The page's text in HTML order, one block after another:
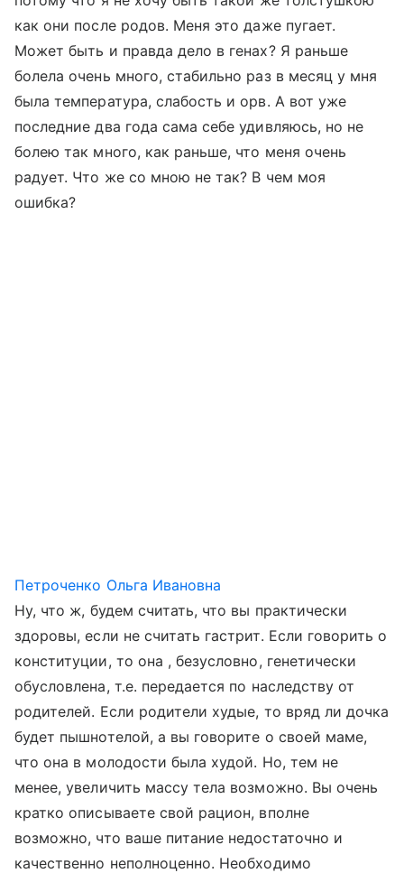
как они после родов. Меня это даже пугает.
Может быть и правда дело в генах? Я раньше
болела очень много, стабильно раз в месяц у мня
была температура, слабость и орв. А вот уже
последние два года сама себе удивляюсь, но не
болею так много, как раньше, что меня очень
радует. Что же со мною не так? В чем моя
ошибка?
Петроченко Ольга Ивановна
Ну, что ж, будем считать, что вы практически
здоровы, если не считать гастрит. Если говорить о
конституции, то она , безусловно, генетически
обусловлена, т.е. передается по наследству от
родителей. Если родители худые, то вряд ли дочка
будет пышнотелой, а вы говорите о своей маме,
что она в молодости была худой. Но, тем не
менее, увеличить массу тела возможно. Вы очень
кратко описываете свой рацион, вполне
возможно, что ваше питание недостаточно и
качественно неполноценно. Необходимо